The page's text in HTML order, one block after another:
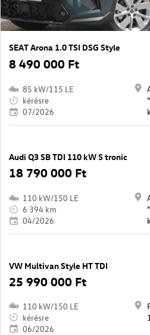
SEAT Arona 1.0 TSI DSG Style
8 490 000 Ft
85 kW/115 LE
kérésre
07/2026
Audi Q3 SB TDI 110 kW S tronic
18 790 000 Ft
110 kW/150 LE
6 394 km
04/2026
VW Multivan Style HT TDI
25 990 000 Ft
110 kW/150 LE
kérésre
06/2026